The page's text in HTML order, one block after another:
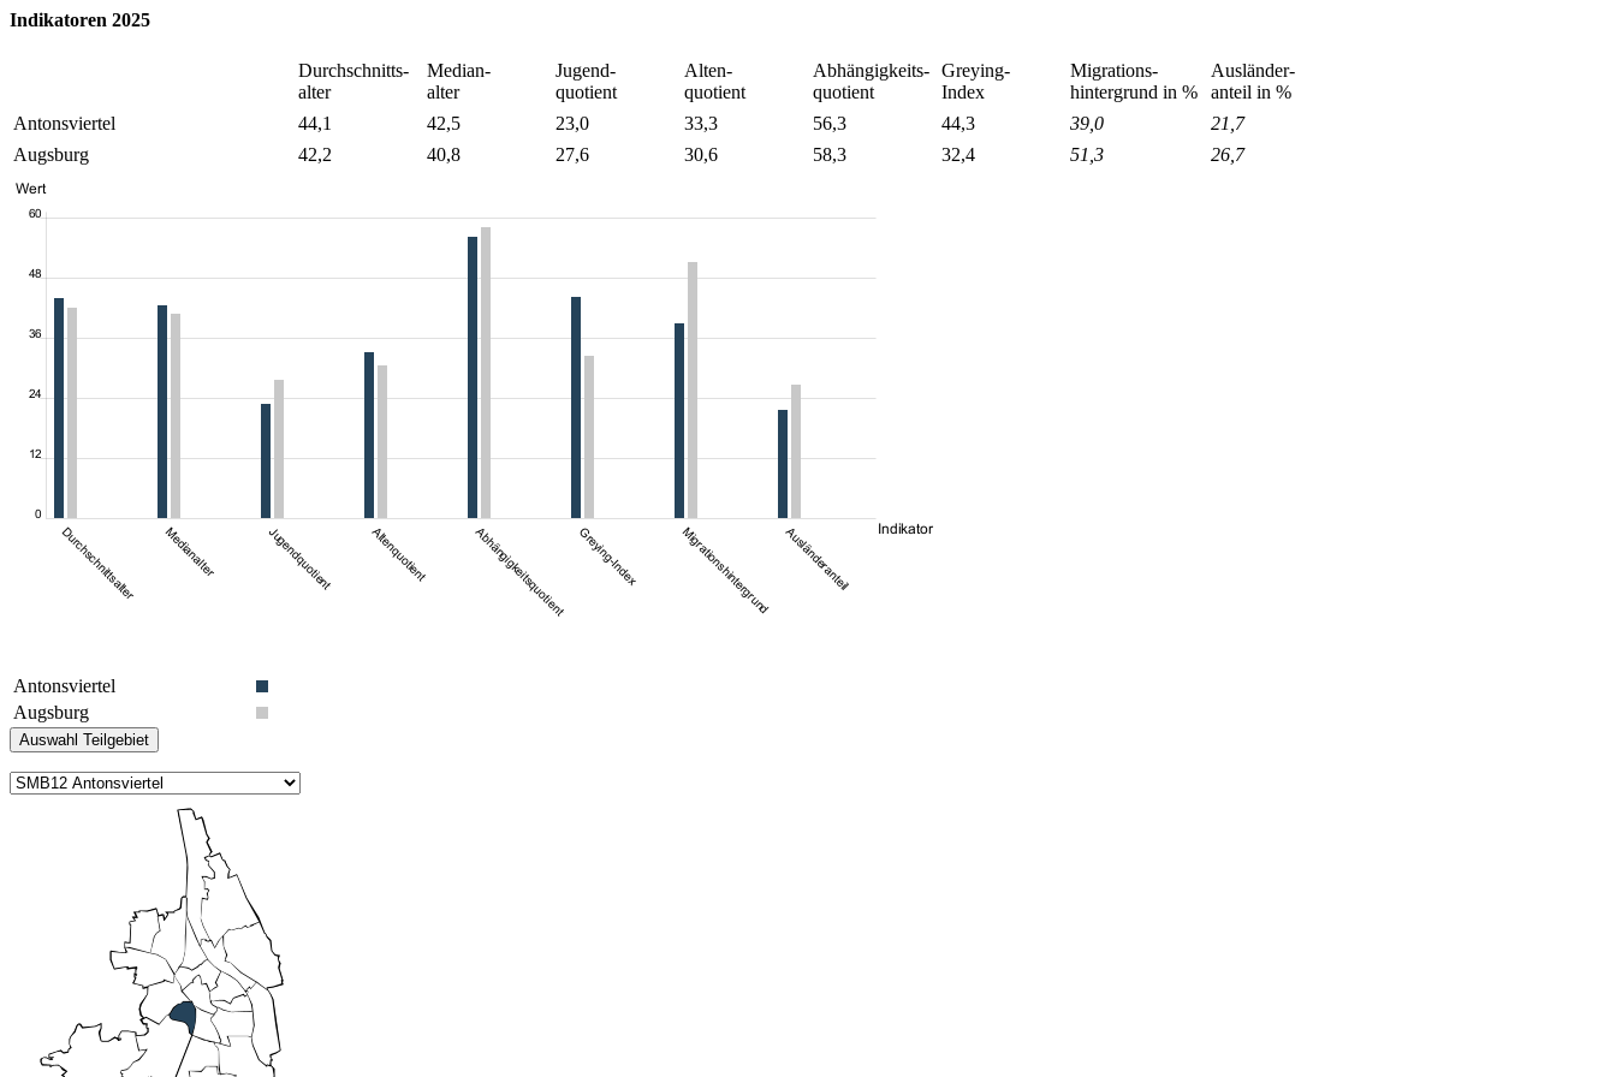
Indikatoren 2025
Durchschnitts-
alter
Median-
alter
Jugend-
quotient
Alten-
quotient
Abhängigkeits-
quotient
Greying-
Index
Migrations-
hintergrund in %
Ausländer-
anteil in %
Antonsviertel
44,1 42,5 23,0 33,3 56,3 44,3 39,0
21,7
Augsburg
42,2 40,8 27,6 30,6 58,3 32,4 51,3 26,7
Antonsviertel
Augsburg